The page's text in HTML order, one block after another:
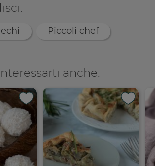
Piccoli chef
anche: